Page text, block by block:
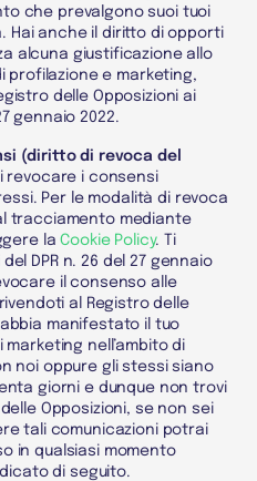
che prevalgono suoi tuoi
Hai anche il diritto di opporti
alcuna giustificazione allo
profilazione e marketing,
delle Opposizioni ai
gennaio 2022.
(diritto di revoca del
revocare i consensi
Per le modalità di revoca
tracciamento mediante
laCookie Policy.
Ti
DPR n. 26 del 27 gennaio
il consenso alle
al Registro delle
manifestato il tuo
nell’ambito di
noi oppure gli stessi siano
giorni e dunque non trovi
Opposizioni, se non sei
tali comunicazioni potrai
in qualsiasi momento
di seguito.